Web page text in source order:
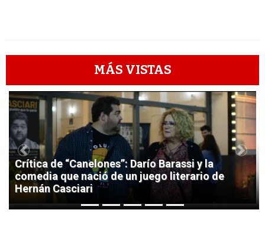
MÁS VISTAS
1
Crítica de “Canelones”: Darío Barassi y la
comedia que nació de un juego literario de
Hernán Casciari
Previous Next